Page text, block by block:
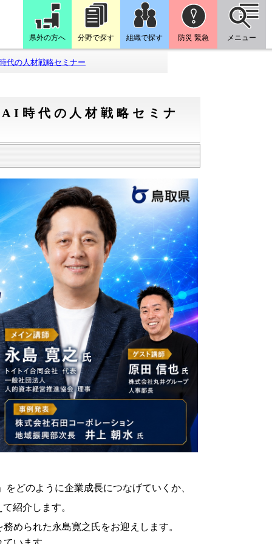
県外の方へ 分野で探す 組織で探す 防災 緊急 メニュー
代の人材戦略セミナー
時代の人材戦略セミナ
どのように企業成長につなげていくか、
紹介します。
められた永島寛之氏をお迎えします。